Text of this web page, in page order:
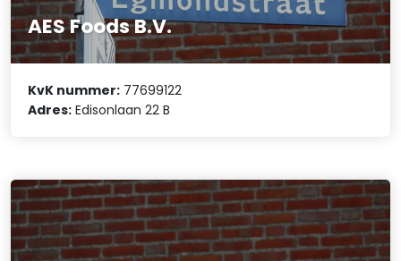
AES Foods B.V.
KvK nummer: 77699122
Adres: Edisonlaan 22 B